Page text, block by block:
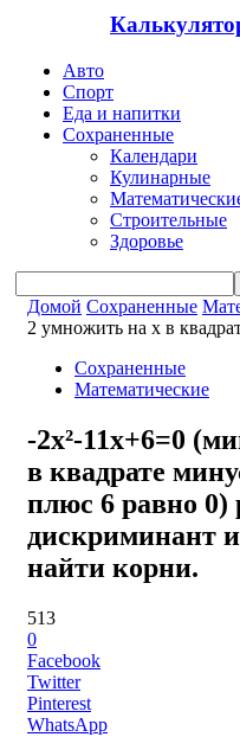
Авто
Спорт
Еда и напитки
Сохраненные
Календари
Кулинарные
Строительные
Здоровье
Домой Сохраненные
2 умножить на x в
Сохраненные
Математические
-2x²-11x+6=0
в квадрате
плюс 6 равно 0)
дискриминант
найти корни.
513
0
Facebook
Twitter
Pinterest
WhatsApp